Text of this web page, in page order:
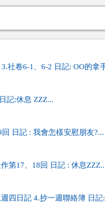
社卷6-1、6-2 日記: OO的拿
記:休息 ZZZ...
日記 : 我會怎樣安慰朋友?...
第17、18回 日記 : 休息
四日記 4.抄一週聯絡簿 日記